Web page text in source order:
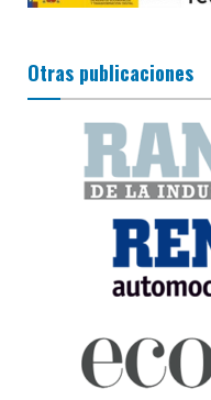
Otras publicaciones